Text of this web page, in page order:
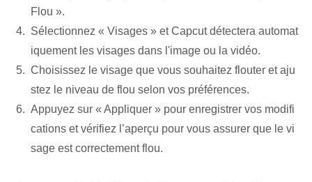
Flou ».
Sélectionnez « Visages » et Capcut détectera automat
iquement les visages dans l'image ou la vidéo.
Choisissez le visage que vous souhaitez flouter et aju
stez le niveau de flou selon vos préférences.
Appuyez sur « Appliquer » pour enregistrer vos modifi
cations et vérifiez l’aperçu pour vous assurer que le vi
sage est correctement flou.